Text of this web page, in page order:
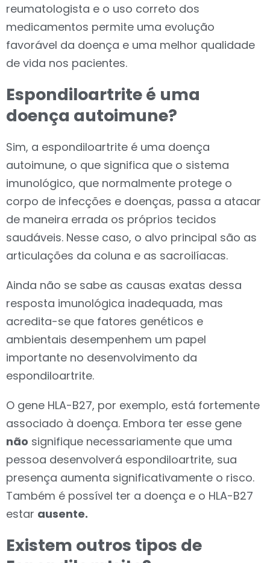
reumatologista e o uso correto dos
medicamentos permite uma evolução
favorável da doença e uma melhor qualidade
de vida nos pacientes.
Espondiloartrite é uma
doença autoimune?
Sim, a espondiloartrite é uma doença
autoimune, o que significa que o sistema
imunológico, que normalmente protege o
corpo de infecções e doenças, passa a atacar
de maneira errada os próprios tecidos
saudáveis. Nesse caso, o alvo principal são as
articulações da coluna e as sacroilíacas.
Ainda não se sabe as causas exatas dessa
resposta imunológica inadequada, mas
acredita-se que fatores genéticos e
ambientais desempenhem um papel
importante no desenvolvimento da
espondiloartrite.
O gene HLA-B27, por exemplo, está fortemente
associado à doença. Embora ter esse gene
não signifique necessariamente que uma
pessoa desenvolverá espondiloartrite, sua
presença aumenta significativamente o risco.
Também é possível ter a doença e o HLA-B27
estar ausente.
Existem outros tipos de